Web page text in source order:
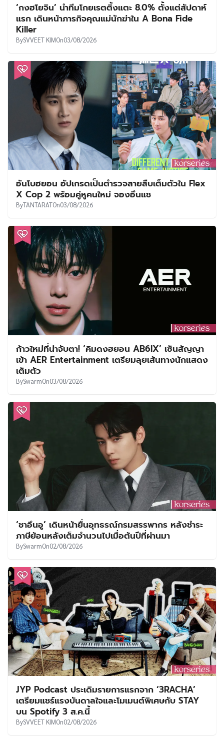
‘กงฮโยจิน’ นำทีมโกยเรตติ้งแตะ 8.0% ตั้งแต่สัปดาห์
แรก เดินหน้าภารกิจคุณแม่นักฆ่าใน A Bona Fide
Killer
BySVVEET KIMOn03/08/2026
อันโบฮยอน อัปเกรดเป็นตำรวจสายสืบเต็มตัวใน Flex
X Cop 2 พร้อมคู่หูคนใหม่ จองอึนแช
ByTANTARATOn03/08/2026
ก้าวใหม่ที่น่าจับตา! ‘คิมดงฮยอน AB6IX’ เซ็นสัญญา
เข้า AER Entertainment เตรียมลุยเส้นทางนักแสดง
เต็มตัว
BySwarmOn03/08/2026
‘ชาอึนอู’ เดินหน้ายื่นอุทธรณ์กรมสรรพากร หลังชำระ
ภาษีย้อนหลังเต็มจำนวนไปเมื่อต้นปีที่ผ่านมา
BySwarmOn02/08/2026
JYP Podcast ประเดิมรายการแรกจาก ‘3RACHA’
เตรียมแชร์แรงบันดาลใจและโมเมนต์พิเศษกับ STAY
บน Spotify 3 ส.ค.นี้
BySVVEET KIMOn02/08/2026